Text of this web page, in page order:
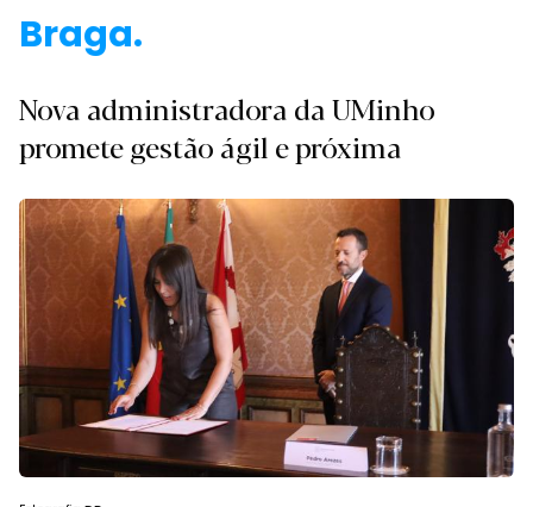
Braga.
Nova administradora da UMinho
promete gestão ágil e próxima